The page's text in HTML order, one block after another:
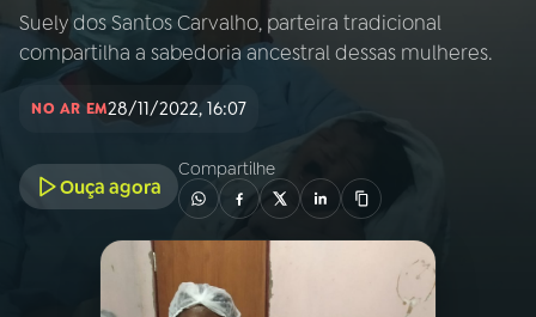
01INÍCIO
PROGRAMAÇÃO
PROGRAMAS
Suely dos Santos Carvalho, parteira tradicional
compartilha a sabedoria ancestral dessas mulheres.
NO AR EM28/11/2022, 16:07
Ouça agora
Compartilhe